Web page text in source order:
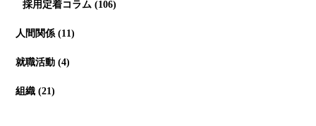
採用定着コラム (106)
人間関係 (11)
就職活動 (4)
組織 (21)